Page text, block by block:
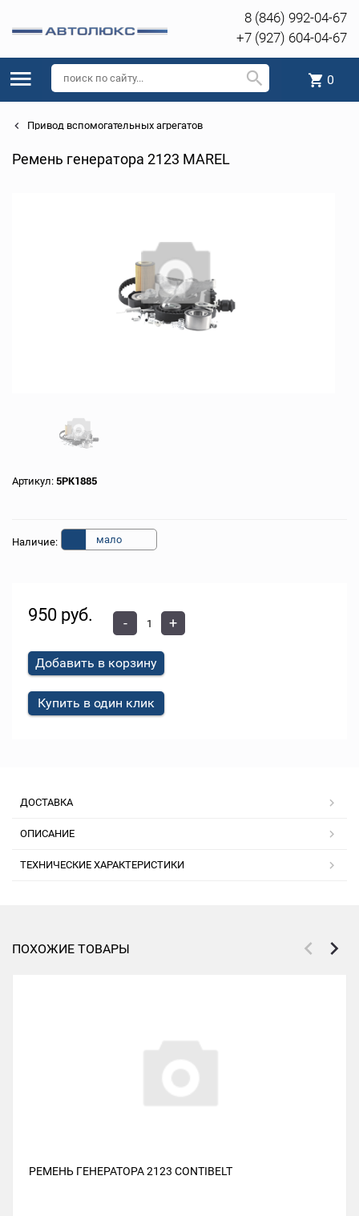
8 (846) 992-04-67
+7 (927) 604-04-67
0
Привод вспомогательных агрегатов
Ремень генератора 2123 MAREL
Артикул: 5PK1885
Наличие: мало
950 руб. - +
Добавить в корзину
Купить в один клик
ДОСТАВКА
ОПИСАНИЕ
ТЕХНИЧЕСКИЕ ХАРАКТЕРИСТИКИ
ПОХОЖИЕ ТОВАРЫ
РЕМЕНЬ ГЕНЕРАТОРА 2123 CONTIBELT